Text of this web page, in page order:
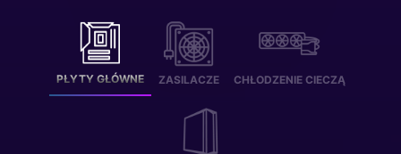
PŁYTY GŁÓWNE ZASILACZE CHŁODZENIE CIECZĄ